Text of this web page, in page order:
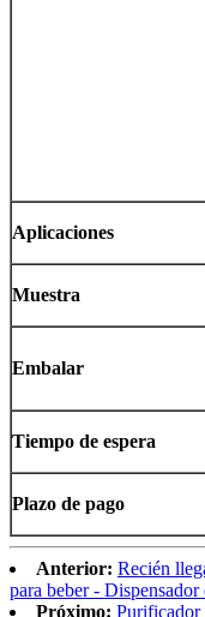
Aplicaciones
Muestra
Embalar
Tiempo de espera
Plazo de pago
Anterior: Recién
para beber -
Próximo: Purificador